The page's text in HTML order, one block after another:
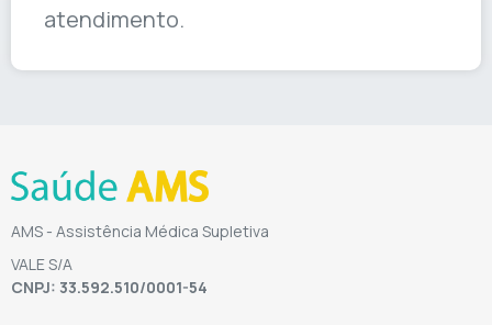
atendimento.
AMS - Assistência Médica Supletiva
VALE S/A
CNPJ: 33.592.510/0001-54